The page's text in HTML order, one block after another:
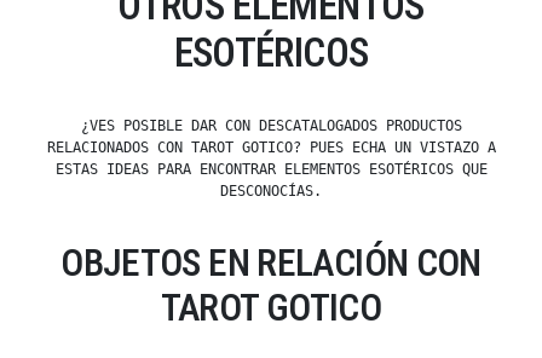
ESOTÉRICOS
¿VES POSIBLE DAR CON DESCATALOGADOS PRODUCTOS
RELACIONADOS CON TAROT GOTICO? PUES ECHA UN VISTAZO A
ESTAS IDEAS PARA ENCONTRAR ELEMENTOS ESOTÉRICOS QUE
DESCONOCÍAS.
OBJETOS EN RELACIÓN CON
TAROT GOTICO